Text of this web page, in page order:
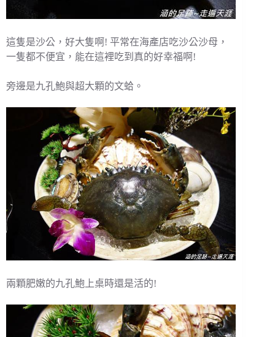
這隻是沙公，好大隻啊! 平常在海產店吃沙公沙母，
一隻都不便宜，能在這裡吃到真的好幸福啊!
旁邊是九孔鮑與超大顆的文蛤。
兩顆肥嫩的九孔鮑上桌時還是活的!